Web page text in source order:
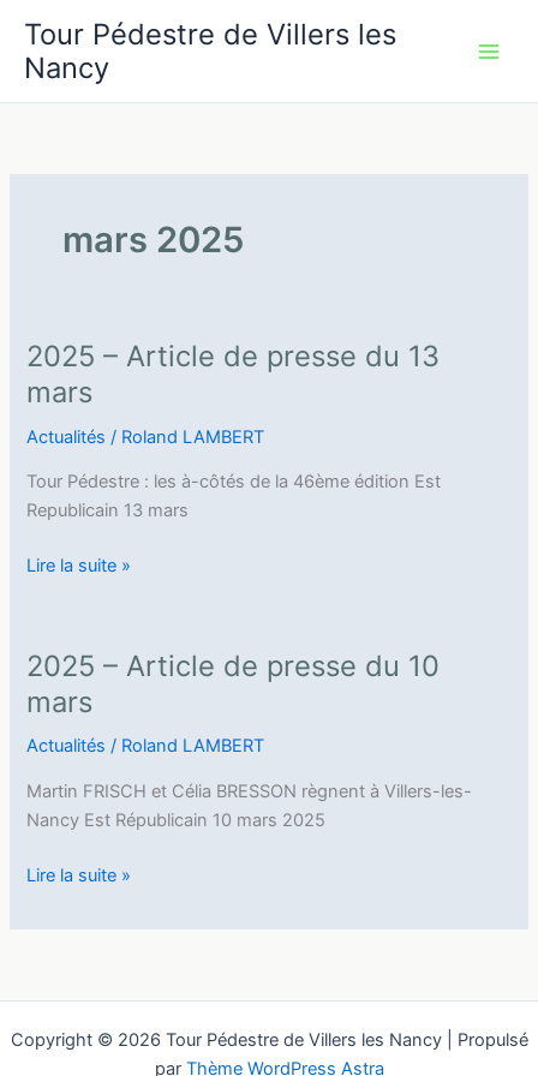
contenu
Tour Pédestre de Villers les
Nancy
mars 2025
2025 – Article de presse du 13
mars
Actualités / Roland LAMBERT
Tour Pédestre : les à-côtés de la 46ème édition Est
Republicain 13 mars
2025
de
presse
du
13
Lire la suite »
2025 – Article de presse du 10
mars
Actualités / Roland LAMBERT
Martin FRISCH et Célia BRESSON règnent à Villers-les-
Nancy Est Républicain 10 mars 2025
2025
10
Lire la suite »
Copyright © 2026 Tour Pédestre de Villers les Nancy | Propulsé
par Thème WordPress Astra